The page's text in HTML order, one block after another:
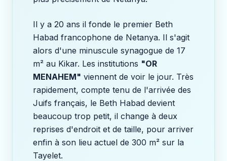
Il y a 20 ans il fonde le premier Beth
Habad francophone de Netanya. Il s'agit
alors d'une minuscule synagogue de 17
m² au Kikar. Les institutions "OR
MENAHEM" viennent de voir le jour. Très
rapidement, compte tenu de l'arrivée des
Juifs français, le Beth Habad devient
beaucoup trop petit, il change à deux
reprises d'endroit et de taille, pour arriver
enfin à son lieu actuel de 300 m² sur la
Tayelet.